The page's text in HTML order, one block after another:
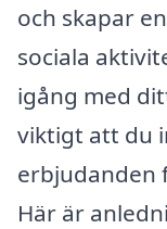
och skapar
sociala
igång med
viktigt att du
erbjudanden
Här är